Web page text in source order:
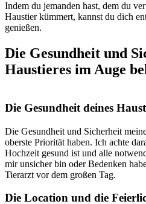
Indem du jemanden hast, dem du
Haustier kümmert, kannst du dich
genießen.
Die Gesundheit und
Haustieres im Auge
Die Gesundheit deines
Die Gesundheit und Sicherheit
oberste Priorität haben. Ich achte
Hochzeit gesund ist und alle
mir unsicher bin oder Bedenken
Tierarzt vor dem großen Tag.
Die Location und die